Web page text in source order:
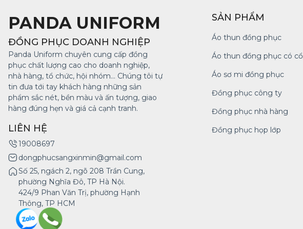
PANDA UNIFORM
ĐỒNG PHỤC DOANH NGHIỆP
Panda Uniform chuyên cung cấp đồng
phục chất lượng cao cho doanh nghiệp,
nhà hàng, tổ chức, hội nhóm... Chúng tôi tự
tin đưa tới tay khách hàng những sản
phẩm sắc nét, bền màu và ấn tượng, giao
hàng đúng hẹn và giá cả cạnh tranh.
LIÊN HỆ
19008697
dongphucsangxinmin@gmail.com
Số 25, ngách 2, ngõ 208 Trần Cung,
phường Nghĩa Đô, TP Hà Nội.
424/9 Phan Văn Trị, phường Hạnh
Thông, TP HCM
SẢN PHẨM
Áo thun đồng phục
Áo thun đồng phục có cổ
Áo sơ mi đồng phục
Đồng phục công ty
Đồng phục nhà hàng
Đồng phục họp lớp